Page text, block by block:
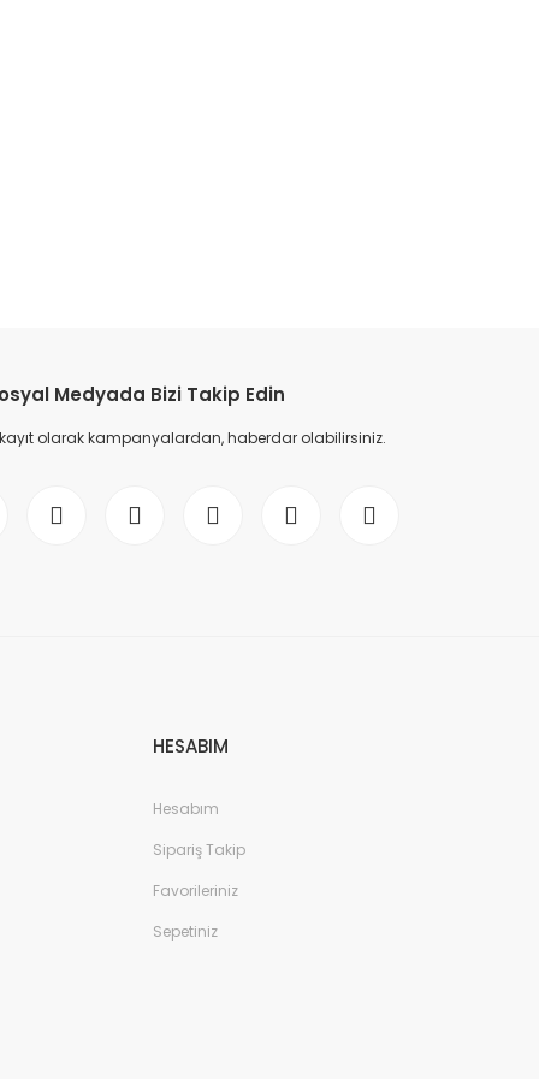
Medyada Bizi Takip Edin
olarak kampanyalardan, haberdar olabilirsiniz.
HESABIM
Hesabım
Sipariş Takip
Favorileriniz
Sepetiniz